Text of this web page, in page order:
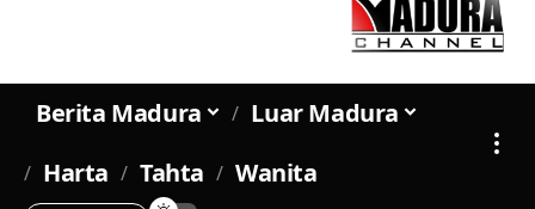
Berita Madura
Luar Madura
Harta
Tahta Wanita